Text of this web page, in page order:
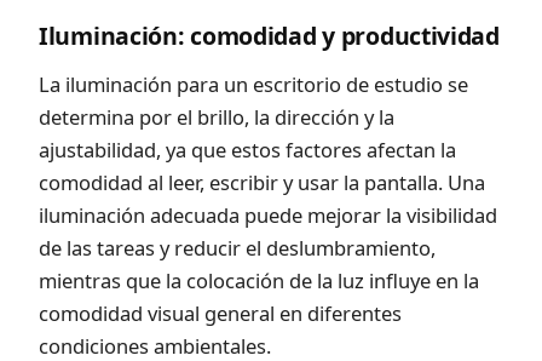
Iluminación: comodidad y productividad
La iluminación para un escritorio de estudio se
determina por el brillo, la dirección y la
ajustabilidad, ya que estos factores afectan la
comodidad al leer, escribir y usar la pantalla. Una
iluminación adecuada puede mejorar la visibilidad
de las tareas y reducir el deslumbramiento,
mientras que la colocación de la luz influye en la
comodidad visual general en diferentes
condiciones ambientales.